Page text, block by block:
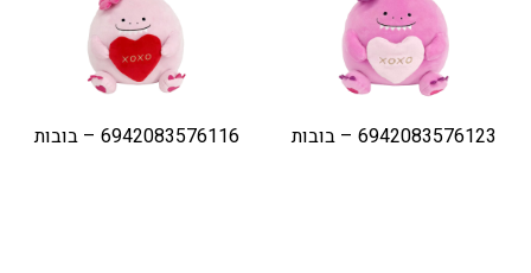
6942083576123 – בובות 6942083576116 – בובות